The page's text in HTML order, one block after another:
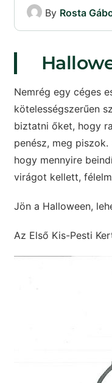
By Rosta
Nemrég egy céges
kötelességszerűen
biztatni őket, hogy
penész, meg
hogy mennyire
virágot kellett,
Jön a Halloween,
Az Első Kis-Pesti